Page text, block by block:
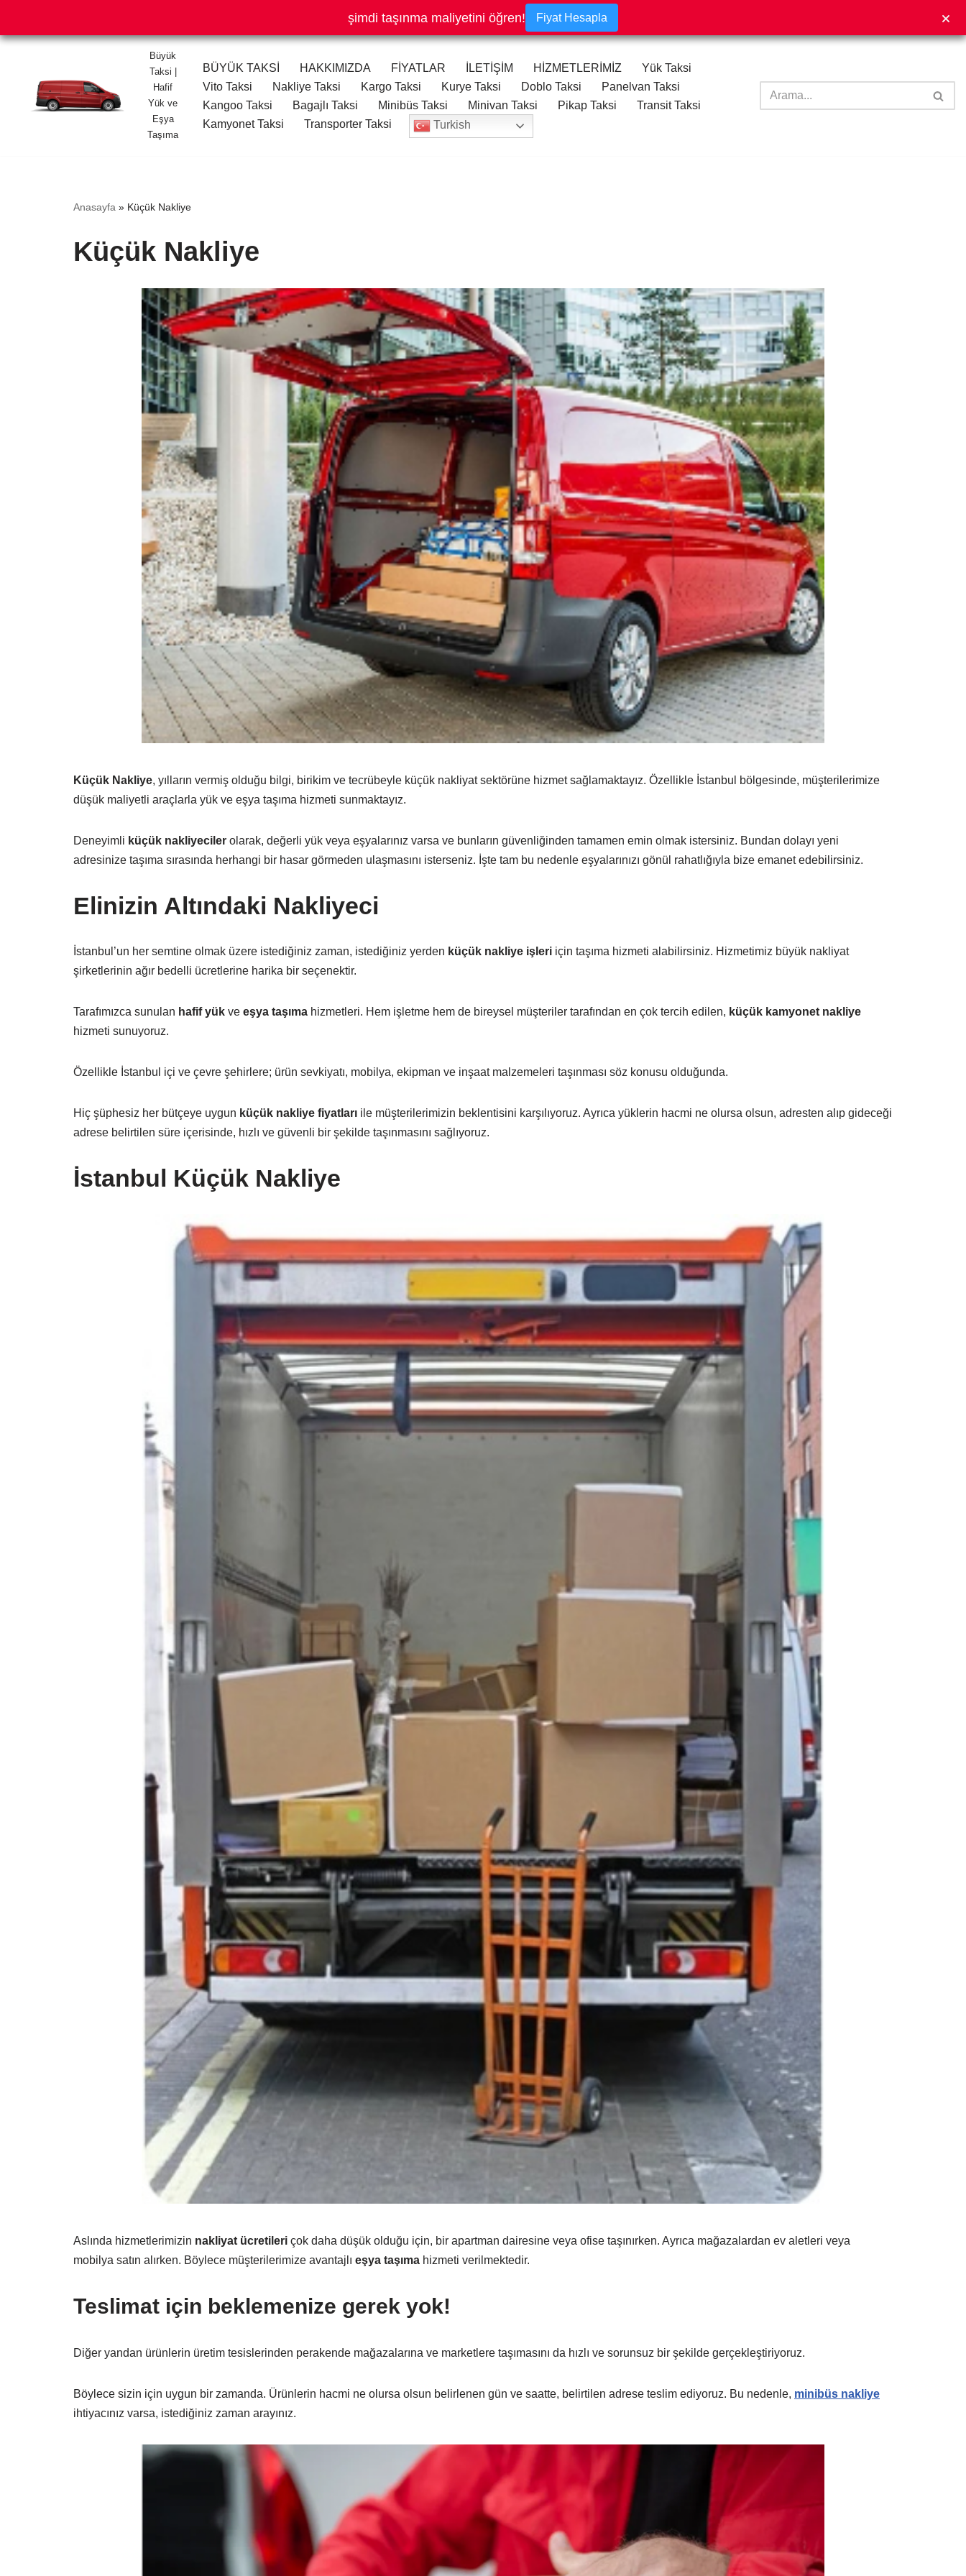
şimdi taşınma maliyetini öğren! Fiyat Hesapla
Büyük
Taksi |
Hafif
Yük ve
Eşya
Taşıma
BÜYÜK TAKSİ HAKKIMIZDA FİYATLAR İLETİŞİM HİZMETLERİMİZ
Yük Taksi
Vito Taksi
Nakliye Taksi Kargo Taksi Kurye Taksi Doblo Taksi
Panelvan Taksi
Kangoo Taksi
Bagajlı Taksi Minibüs Taksi Minivan Taksi Pikap Taksi
Transit Taksi
Kamyonet Taksi
Transporter Taksi Turkish
Anasayfa » Küçük Nakliye
Küçük Nakliye
Küçük Nakliye, yılların vermiş olduğu bilgi, birikim ve tecrübeyle küçük nakliyat sektörüne hizmet sağlamaktayız. Özellikle İstanbul bölgesinde, müşterilerimize
düşük maliyetli araçlarla yük ve eşya taşıma hizmeti sunmaktayız.
Deneyimli küçük nakliyeciler olarak, değerli yük veya eşyalarınız varsa ve bunların güvenliğinden tamamen emin olmak istersiniz. Bundan dolayı yeni
adresinize taşıma sırasında herhangi bir hasar görmeden ulaşmasını isterseniz. İşte tam bu nedenle eşyalarınızı gönül rahatlığıyla bize emanet edebilirsiniz.
Elinizin Altındaki Nakliyeci
İstanbul’un her semtine olmak üzere istediğiniz zaman, istediğiniz yerden küçük nakliye işleri için taşıma hizmeti alabilirsiniz. Hizmetimiz büyük nakliyat
şirketlerinin ağır bedelli ücretlerine harika bir seçenektir.
Tarafımızca sunulan hafif yük ve eşya taşıma hizmetleri. Hem işletme hem de bireysel müşteriler tarafından en çok tercih edilen, küçük kamyonet nakliye
hizmeti sunuyoruz.
Özellikle İstanbul içi ve çevre şehirlere; ürün sevkiyatı, mobilya, ekipman ve inşaat malzemeleri taşınması söz konusu olduğunda.
Hiç şüphesiz her bütçeye uygun küçük nakliye fiyatları ile müşterilerimizin beklentisini karşılıyoruz. Ayrıca yüklerin hacmi ne olursa olsun, adresten alıp gideceği
adrese belirtilen süre içerisinde, hızlı ve güvenli bir şekilde taşınmasını sağlıyoruz.
İstanbul Küçük Nakliye
Aslında hizmetlerimizin nakliyat ücretileri çok daha düşük olduğu için, bir apartman dairesine veya ofise taşınırken. Ayrıca mağazalardan ev aletleri veya
mobilya satın alırken. Böylece müşterilerimize avantajlı eşya taşıma hizmeti verilmektedir.
Teslimat için beklemenize gerek yok!
Diğer yandan ürünlerin üretim tesislerinden perakende mağazalarına ve marketlere taşımasını da hızlı ve sorunsuz bir şekilde gerçekleştiriyoruz.
Böylece sizin için uygun bir zamanda. Ürünlerin hacmi ne olursa olsun belirlenen gün ve saatte, belirtilen adrese teslim ediyoruz. Bu nedenle, minibüs nakliye
ihtiyacınız varsa, istediğiniz zaman arayınız.